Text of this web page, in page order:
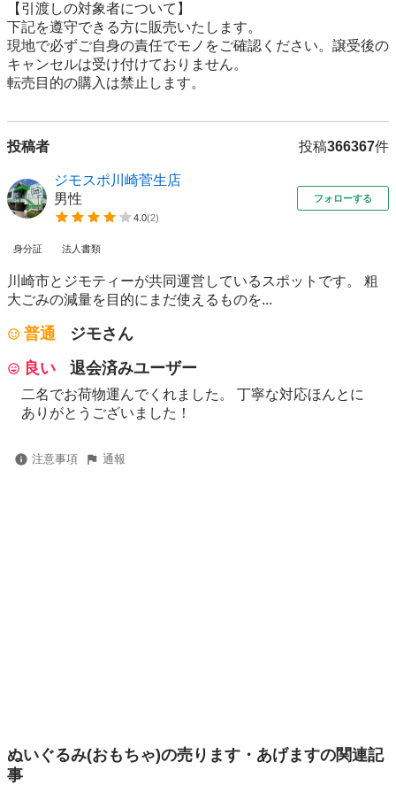
【引渡しの対象者について】
下記を遵守できる⽅に販売いたします。
現地で必ずご⾃⾝の責任でモノをご確認ください。譲受後の
キャンセルは受け付けておりません。
転売⽬的の購⼊は禁⽌します。
投稿者 投稿366367件
ジモスポ川崎菅生店
男性
4.0(2)
フォローする
身分証 法人書類
川崎市とジモティーが共同運営しているスポットです。 粗
⼤ごみの減量を⽬的にまだ使えるものを...
普通
ジモさん
良い
退会済みユーザー
二名でお荷物運んでくれました。 丁寧な対応ほんとに
ありがとうございました！
注意事項 通報
ぬいぐるみ(おもちゃ)の売ります・あげますの関連記
事